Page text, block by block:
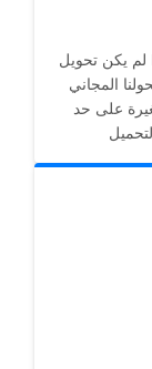
لم يكن تحويل FPX إلى JPG أسهل من قبل. يتيح لك واجهتنا
المجاني
على حد